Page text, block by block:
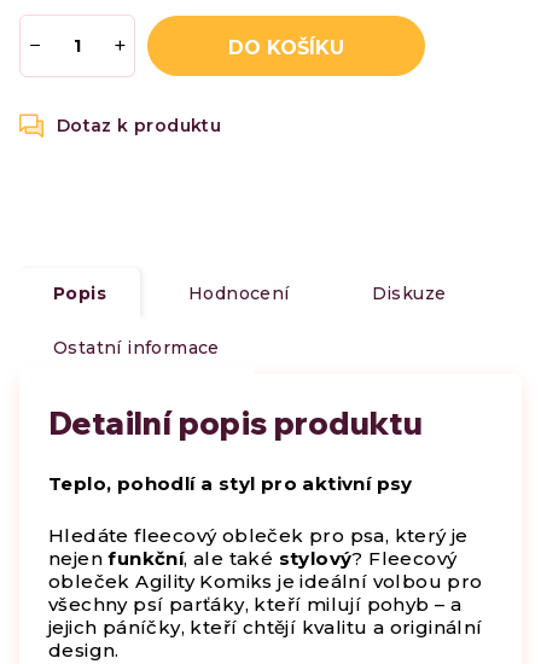
+
− DO KOŠÍKU
Popis Hodnocení Diskuze
Ostatní informace
Detailní popis produktu
Teplo, pohodlí a styl pro aktivní psy
Hledáte fleecový obleček pro psa, který je
nejenfunkční, ale také stylový? Fleecový
obleček Agility Komiks je ideální volbou pro
všechny psí parťáky, kteří milují pohyb – a
jejich páníčky, kteří chtějí kvalitu a originální
design.